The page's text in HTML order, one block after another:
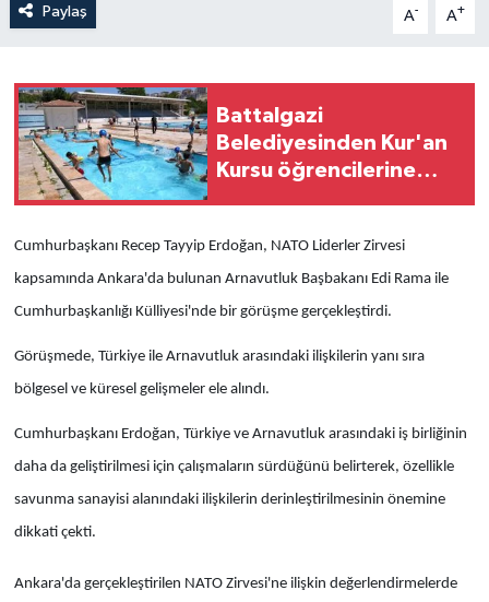
Paylaş A- A+
Battalgazi
Belediyesinden Kur'an
Kursu öğrencilerine
Cumhurbaşkanı Recep Tayyip Erdoğan, NATO Liderler Zirvesi
kapsamında Ankara'da bulunan Arnavutluk Başbakanı Edi Rama ile
Cumhurbaşkanlığı Külliyesi'nde bir görüşme gerçekleştirdi.
Görüşmede, Türkiye ile Arnavutluk arasındaki ilişkilerin yanı sıra
bölgesel ve küresel gelişmeler ele alındı.
Cumhurbaşkanı Erdoğan, Türkiye ve Arnavutluk arasındaki iş birliğinin
daha da geliştirilmesi için çalışmaların sürdüğünü belirterek, özellikle
savunma sanayisi alanındaki ilişkilerin derinleştirilmesinin önemine
dikkati çekti.
Ankara'da gerçekleştirilen NATO Zirvesi'ne ilişkin değerlendirmelerde